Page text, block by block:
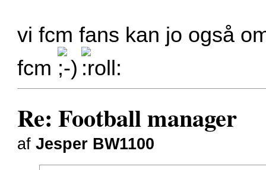
vi fcm fans kan jo også
fcm
Re: Football manager
afJesper BW1100